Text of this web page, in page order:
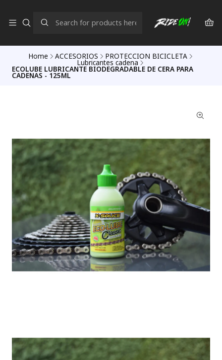
Home ACCESORIOS PROTECCION BICICLETA
Lubricantes cadena
ECOLUBE LUBRICANTE BIODEGRADABLE DE CERA PARA
CADENAS - 125ML